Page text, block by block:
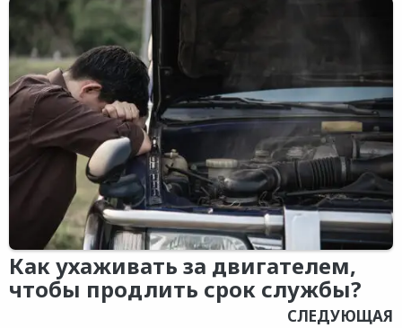
Как ухаживать за двигателем,
чтобы продлить срок службы?
СЛЕДУЮЩАЯ